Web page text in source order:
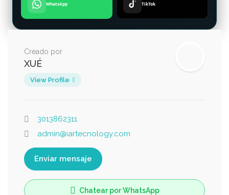
WhatsApp TikTok
Creado por
XUÉ
View Profile
3013862311
admin@iartecnology.com
Enviar mensaje
Chatear por WhatsApp